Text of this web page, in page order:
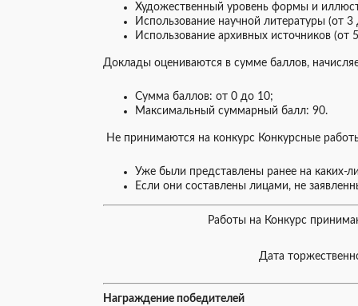
Художественный уровень формы и
Использование научной литературы (от 3
Использование архивных источников (от
Доклады оцениваются в сумме баллов,
Сумма баллов: от 0 до 10;
Максимальный суммарный балл: 90.
Не принимаются на конкурс Конкурсные
Уже были представлены ранее на каких-
Если они составлены лицами, не
Работы на Конкурс
Дата
Награждение победителей